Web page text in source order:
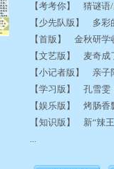
【考考你】 猜谜
【少先队版】 多
【首版】 金秋研
【文艺版】 麦奇
【小记者版】 亲
【学习版】 孔雪雯
【娱乐版】 烤肠
【知识版】 新“辣
...